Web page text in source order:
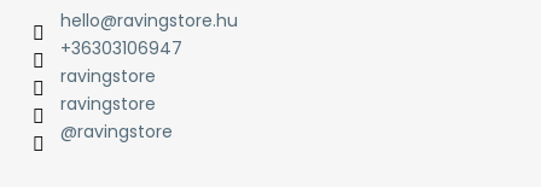
hello@ravingstore.hu
+36303106947
ravingstore
ravingstore
@ravingstore